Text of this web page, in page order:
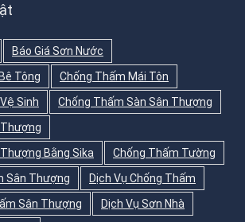
Báo Giá Sơn Nước
Tông
Chống Thấm Mái Tôn
Sinh
Chống Thấm Sàn Sân Thượng
Bằng Sika
Chống Thấm Tường
Sân Thượng
Dịch Vụ Chống Thấm
Sân Thượng
Dịch Vụ Sơn Nhà